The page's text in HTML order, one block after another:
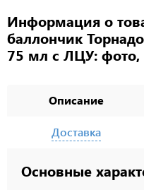
Информация о
баллончик
75 мл с ЛЦУ: фото,
Описание
Основные
Доставка